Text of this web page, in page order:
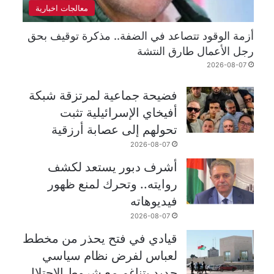
معالجات اخبارية
أزمة الوقود تتصاعد في الضفة.. مذكرة توقيف بحق
رجل الأعمال طارق النتشة
2026-08-07
فضيحة جماعية لمرتزقة شبكة
أفيخاي الإسرائيلية تثبت
تحولهم إلى عصابة أرزقية
2026-08-07
أشرف دبور يستعد لكشف
روايته.. وتحرك لمنع ظهور
فيديوهاته
2026-08-07
قيادي في فتح يحذر من مخطط
لعباس لفرض نظام سياسي